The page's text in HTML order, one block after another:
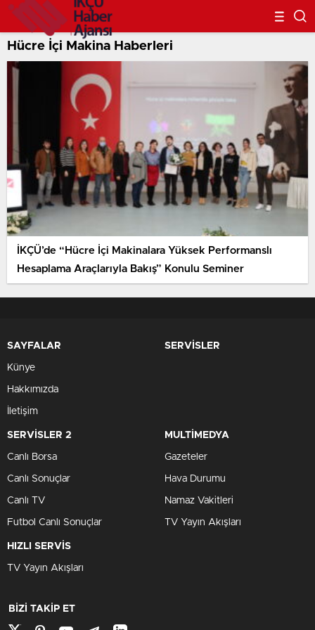
Hücre İçi Makina Haberleri
İKÇÜ’de “Hücre İçi Makinalara Yüksek Performanslı
Hesaplama Araçlarıyla Bakış” Konulu Seminer
SAYFALAR
Künye
Hakkımızda
İletişim
SERVİSLER
SERVİSLER 2
Canlı Borsa
Canlı Sonuçlar
Canlı TV
Futbol Canlı Sonuçlar
MULTİMEDYA
Gazeteler
Hava Durumu
Namaz Vakitleri
TV Yayın Akışları
HIZLI SERVİS
TV Yayın Akışları
BİZİ TAKİP ET